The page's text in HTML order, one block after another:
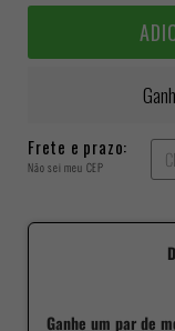
Frete e prazo:
Não sei meu CEP
Ganhe um par de